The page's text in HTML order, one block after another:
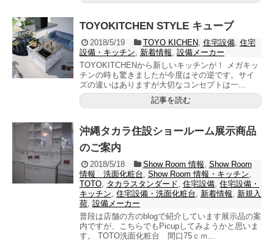
TOYOKITCHEN STYLE キューブ
2018/5/19 TOYO KICHEN 住宅設備, 住宅
設備・キッチン
新着情報 設備メーカー
TOYOKITCHENから新しいキッチンが！ メガキッ
チンの時も驚きましたが今度はその逆です。サイ
ズの違いはありますが大切なコンセプトは一...
記事を読む
沖縄タカラ住設ショールーム展示商品
のご案内
2018/5/18 Show Room 情報 Show Room
情報 洗面化粧台 Show Room 情報・キッチン
TOTO タカラスタンダード 住宅設備 住宅設備・
キッチン 住宅設備・洗面化粧台 新着情報
新規入
荷 設備メーカー
普段は店舗の方のblogで紹介しています展示品の案
内ですが、こちらでもPicupしてみようかと思いま
す。 TOTO洗面化粧台 間口75ｃｍ...